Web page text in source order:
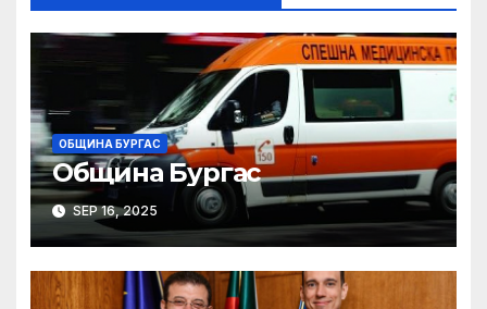
ОБЩИНА БУРГАС
Община Бургас
SEP 16, 2025